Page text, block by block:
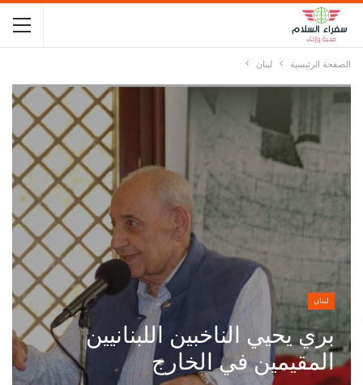
الصفحة الرئيسية لبنان
لبنان
بري يحيي الناخبين اللبنانيين
المقيمين في الخارج